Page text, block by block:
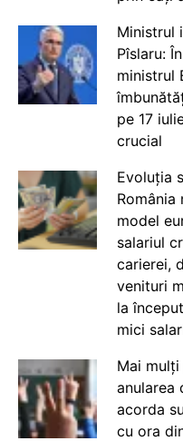
Ministrul
Pîslaru:
ministrul
pe 17
crucial
Evoluția
România
model
salariul
carierei,
venituri
la
mici
Mai
anularea
acorda
cu ora